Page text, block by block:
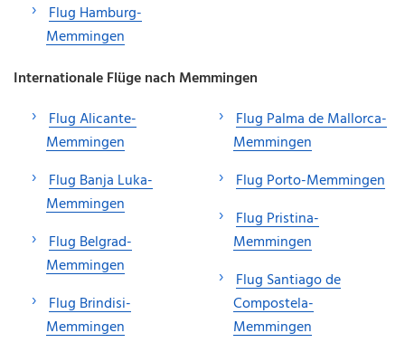
Flug Hamburg-
Memmingen
Internationale Flüge nach Memmingen
Flug Alicante-
Memmingen
Flug Banja Luka-
Memmingen
Flug Belgrad-
Memmingen
Flug Brindisi-
Memmingen
Flug Palma de Mallorca-
Memmingen
Flug Porto-Memmingen
Flug Pristina-
Memmingen
Flug Santiago de
Compostela-
Memmingen